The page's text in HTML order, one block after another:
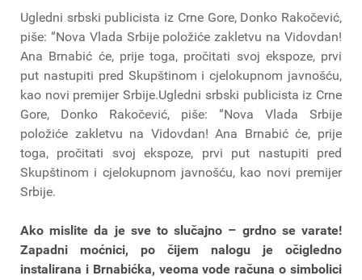
Ugledni srbski publicista iz Crne Gore, Donko Rakočević,
piše: “Nova Vlada Srbije položiće zakletvu na Vidovdan!
Ana Brnabić će, prije toga, pročitati svoj ekspoze, prvi
put nastupiti pred Skupštinom i cjelokupnom javnošću,
kao novi premijer Srbije.Ugledni srbski publicista iz Crne
Gore, Donko Rakočević, piše: “Nova Vlada Srbije
položiće zakletvu na Vidovdan! Ana Brnabić će, prije
toga, pročitati svoj ekspoze, prvi put nastupiti pred
Skupštinom i cjelokupnom javnošću, kao novi premijer
Srbije.
Ako mislite da je sve to slučajno – grdno se varate!
Zapadni moćnici, po čijem nalogu je očigledno
instalirana i Brnabićka, veoma vode računa o simbolici